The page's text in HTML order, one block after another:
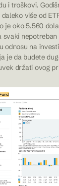
i troškovi.
više od
je oko 5.560
svaki
odnosu na
je da budete
držati ovog